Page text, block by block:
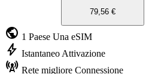
79,56 €
public 1 Paese Una eSIM
bolt Istantaneo Attivazione
cell_tower Rete migliore Connessione